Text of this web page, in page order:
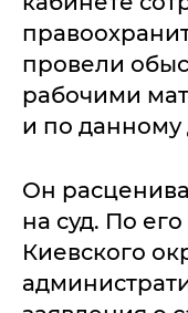
провели
рабочими
и по данному
Он
на суд. По
Киевского